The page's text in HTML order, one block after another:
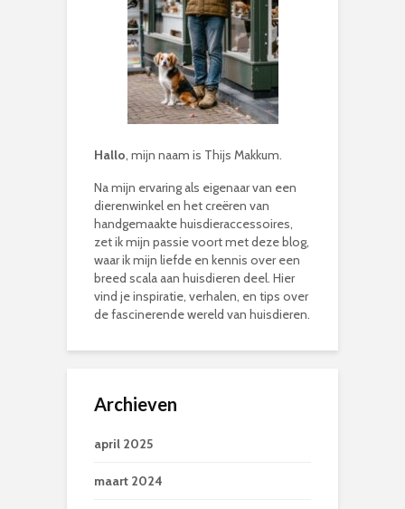
Hallo, mijn naam is Thijs Makkum.
Na mijn ervaring als eigenaar van een
dierenwinkel en het creëren van
handgemaakte huisdieraccessoires,
zet ik mijn passie voort met deze blog,
waar ik mijn liefde en kennis over een
breed scala aan huisdieren deel. Hier
vind je inspiratie, verhalen, en tips over
de fascinerende wereld van huisdieren.
Archieven
april 2025
maart 2024